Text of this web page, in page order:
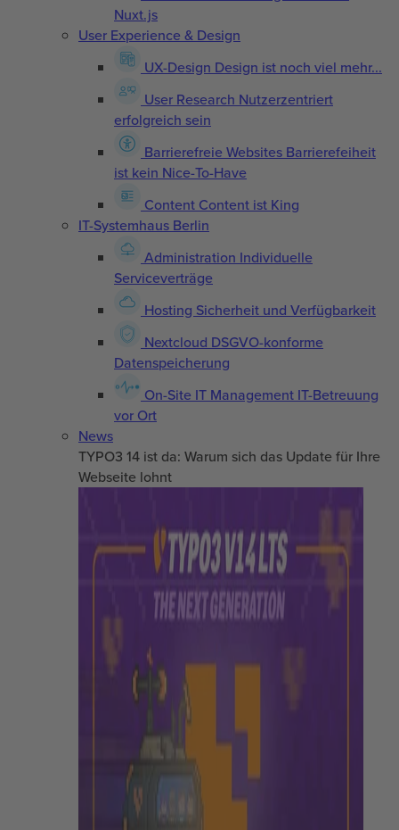
Nuxt.js
User Experience & Design
UX-Design Design ist noch viel mehr...
User Research Nutzerzentriert
erfolgreich sein
Barrierefreie Websites Barrierefeiheit
ist kein Nice-To-Have
Content Content ist King
IT-Systemhaus Berlin
Administration Individuelle
Serviceverträge
Hosting Sicherheit und Verfügbarkeit
Nextcloud DSGVO-konforme
Datenspeicherung
On-Site IT Management IT-Betreuung
vor Ort
News
TYPO3 14 ist da: Warum sich das Update für Ihre
Webseite lohnt